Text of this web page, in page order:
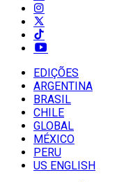
EDIÇÕES
ARGENTINA
BRASIL
CHILE
GLOBAL
MÉXICO
PERU
US ENGLISH